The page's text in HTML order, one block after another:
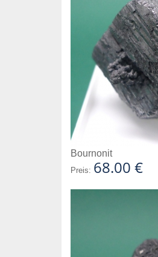
Bournonit
Preis: 68.00 €